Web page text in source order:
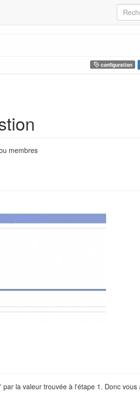
configuration
membres
la valeur trouvée à l'étape 1. Donc